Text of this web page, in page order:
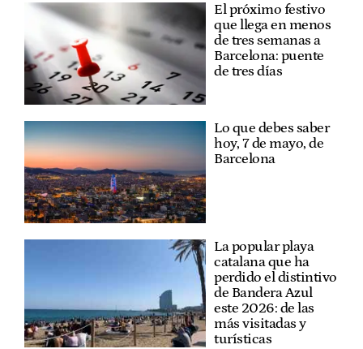
El próximo festivo
que llega en menos
de tres semanas a
Barcelona: puente
de tres días
Lo que debes saber
hoy, 7 de mayo, de
Barcelona
La popular playa
catalana que ha
perdido el distintivo
de Bandera Azul
este 2026: de las
más visitadas y
turísticas